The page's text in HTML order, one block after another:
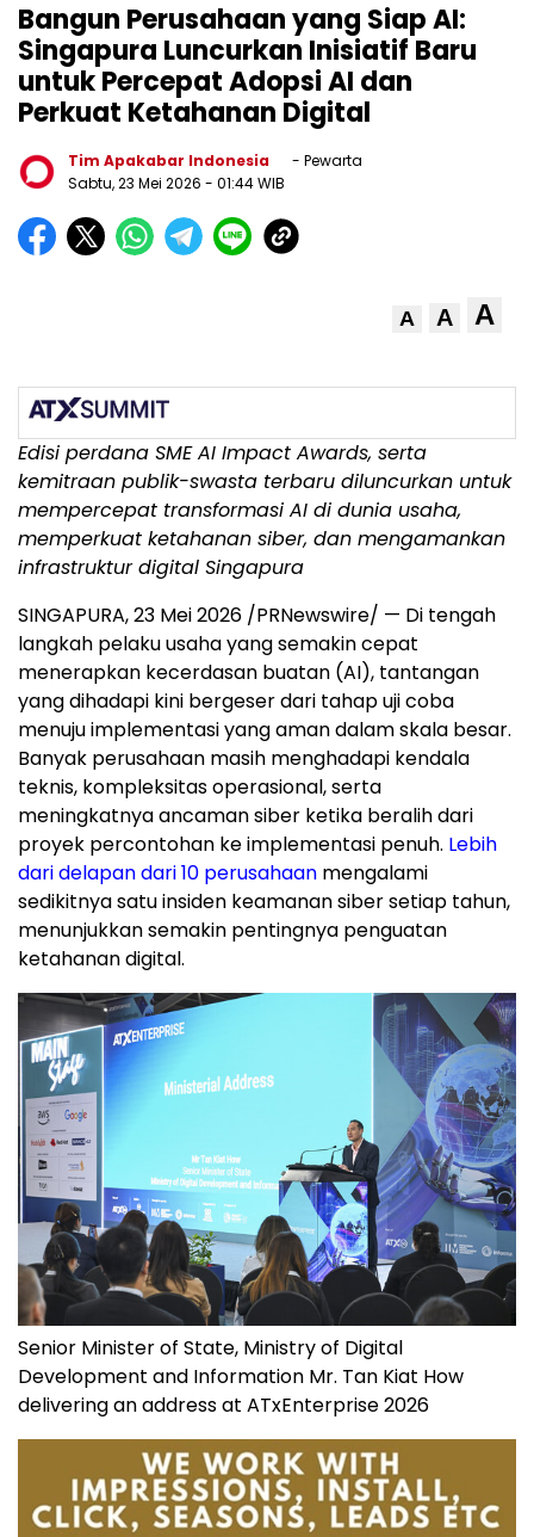
Bangun Perusahaan yang Siap AI:
Singapura Luncurkan Inisiatif Baru
untuk Percepat Adopsi AI dan
Perkuat Ketahanan Digital
Tim Apakabar Indonesia
- Pewarta
Sabtu, 23 Mei 2026 - 01:44 WIB
A A A
Edisi perdana SME AI Impact Awards, serta
kemitraan publik-swasta terbaru diluncurkan untuk
mempercepat transformasi AI di dunia usaha,
memperkuat ketahanan siber, dan mengamankan
infrastruktur digital Singapura
SINGAPURA, 23 Mei 2026 /PRNewswire/ — Di tengah
langkah pelaku usaha yang semakin cepat
menerapkan kecerdasan buatan (AI), tantangan
yang dihadapi kini bergeser dari tahap uji coba
menuju implementasi yang aman dalam skala besar.
Banyak perusahaan masih menghadapi kendala
teknis, kompleksitas operasional, serta
meningkatnya ancaman siber ketika beralih dari
proyek percontohan ke implementasi penuh. Lebih
dari delapan dari 10 perusahaan mengalami
sedikitnya satu insiden keamanan siber setiap tahun,
menunjukkan semakin pentingnya penguatan
ketahanan digital.
Senior Minister of State, Ministry of Digital
Development and Information Mr. Tan Kiat How
delivering an address at ATxEnterprise 2026